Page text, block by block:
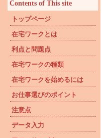
Contents of This site
トップページ
在宅ワークとは
利点と問題点
在宅ワークの種類
在宅ワークを始めるには
お仕事選びのポイント
注意点
データ入力